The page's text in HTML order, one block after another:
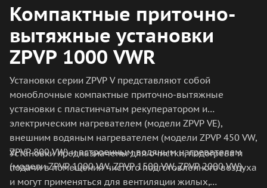
Компактные приточно-
вытяжные установки
ZPVP 1000 VWR
Установки серии ZPVP V представляют собой
моноблочные компактные приточно-вытяжные
установки с пластинчатым рекуператором и
электрическим нагревателем (модели ZPVP VE),
внешним водяным нагревателем (модели ZPVP 450 VW,
ZPVP 800 VW) и встроенным водяным нагревателем
(модели ZPVP 1000 VW, ZPVP 1500 VW, ZPVP 2000 VW).
Установки предназначены для очистки, подогрева и
подачи в помещения чистого подготовленного воздуха
и могут применяться для вентиляции жилых,